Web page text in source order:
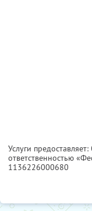
Услуги
ответственностью
1136226000680